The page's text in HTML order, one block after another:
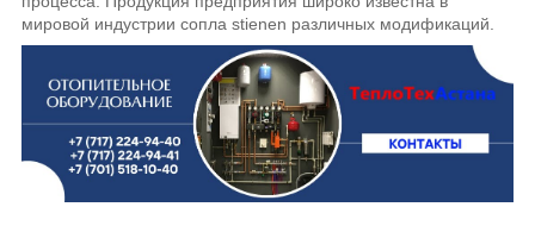
мировой индустрии сопла stienen различных модификаций.